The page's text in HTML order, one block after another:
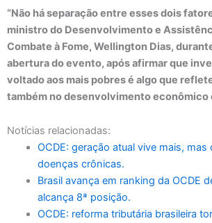
“Não há separação entre esses dois
ministro do Desenvolvimento e
Combate à Fome, Wellington Dias,
abertura do evento, após afirmar que
voltado aos mais pobres é algo que
também no desenvolvimento econômico
Notícias relacionadas:
OCDE: geração atual vive mais, mas
doenças crônicas.
Brasil avança em ranking da OCDE
alcança 8ª posição.
OCDE: reforma tributária brasileira